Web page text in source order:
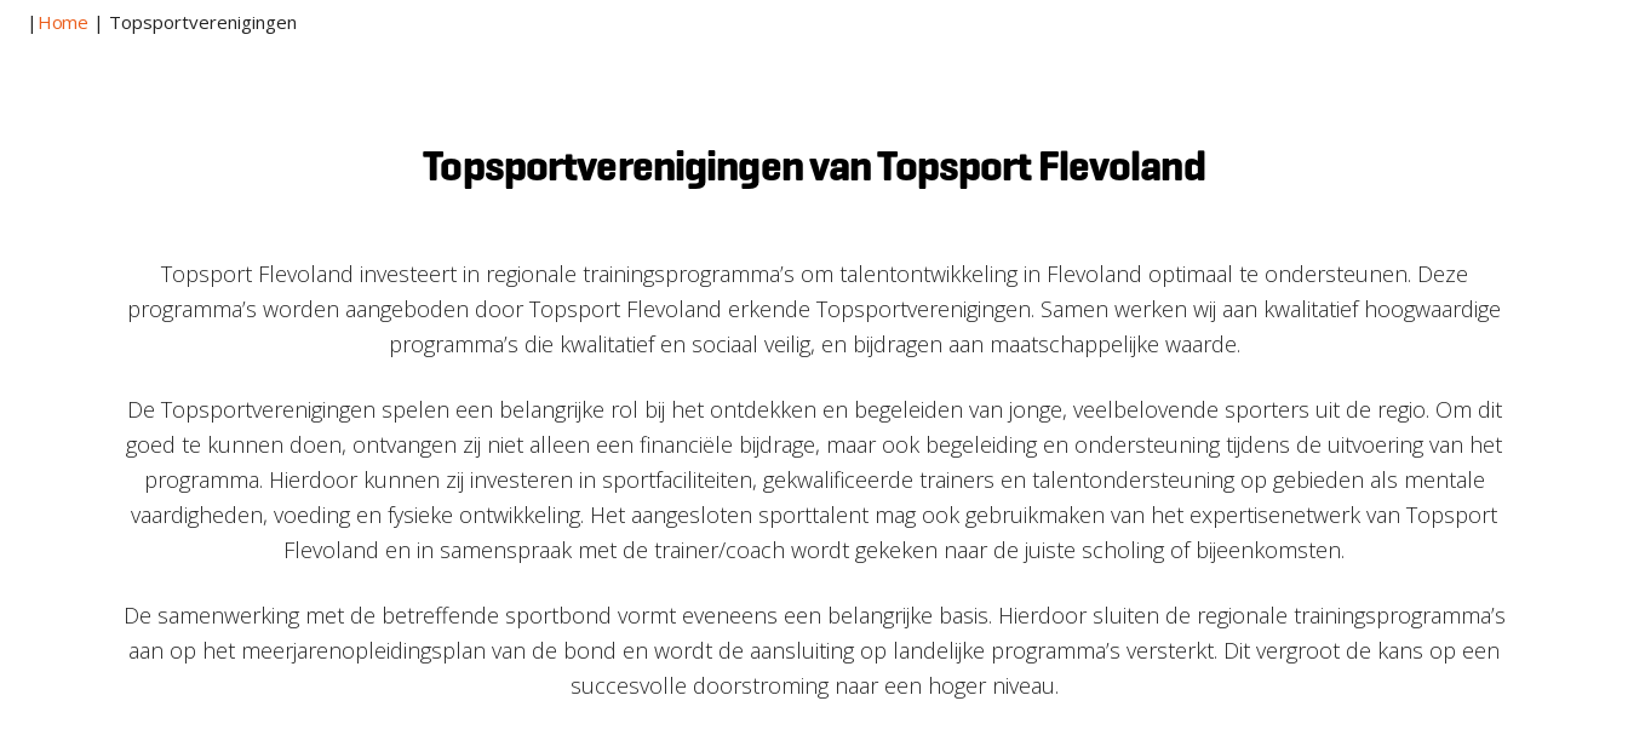
| Home | Topsportverenigingen
Topsportverenigingen van Topsport Flevoland
Topsport Flevoland investeert in regionale trainingsprogramma’s om talentontwikkeling in Flevoland optimaal te ondersteunen. Deze
programma’s worden aangeboden door Topsport Flevoland erkende Topsportverenigingen. Samen werken wij aan kwalitatief hoogwaardige
programma’s die kwalitatief en sociaal veilig, en bijdragen aan maatschappelijke waarde.
De Topsportverenigingen spelen een belangrijke rol bij het ontdekken en begeleiden van jonge, veelbelovende sporters uit de regio. Om dit
goed te kunnen doen, ontvangen zij niet alleen een financiële bijdrage, maar ook begeleiding en ondersteuning tijdens de uitvoering van het
programma. Hierdoor kunnen zij investeren in sportfaciliteiten, gekwalificeerde trainers en talentondersteuning op gebieden als mentale
vaardigheden, voeding en fysieke ontwikkeling. Het aangesloten sporttalent mag ook gebruikmaken van het expertisenetwerk van Topsport
Flevoland en in samenspraak met de trainer/coach wordt gekeken naar de juiste scholing of bijeenkomsten.
De samenwerking met de betreffende sportbond vormt eveneens een belangrijke basis. Hierdoor sluiten de regionale trainingsprogramma’s
aan op het meerjarenopleidingsplan van de bond en wordt de aansluiting op landelijke programma’s versterkt. Dit vergroot de kans op een
succesvolle doorstroming naar een hoger niveau.